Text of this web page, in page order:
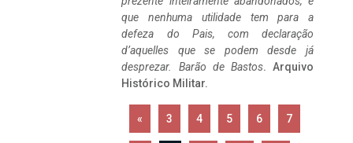
que nenhuma utilidade tem para a
defeza do Pais, com declaração
d’aquelles que se podem desde já
desprezar. Barão de Bastos. Arquivo
Histórico Militar.
« 3 4 5 6 7